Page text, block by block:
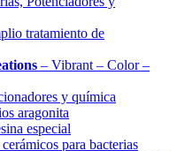
tratamiento de
– Vibrant – Color –
y química
aragonita
especial
para bacterias